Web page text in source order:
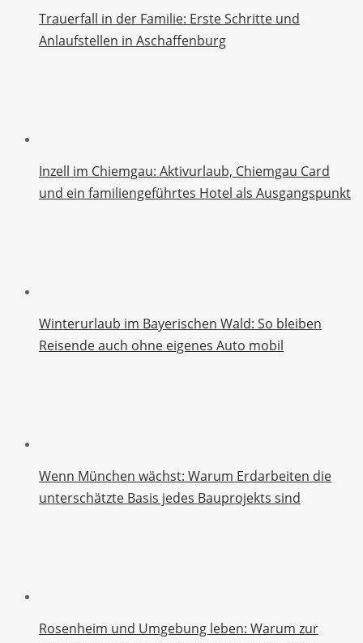
Trauerfall in der Familie: Erste Schritte und
Anlaufstellen in Aschaffenburg
Inzell im Chiemgau: Aktivurlaub, Chiemgau Card
und ein familiengeführtes Hotel als Ausgangspunkt
Winterurlaub im Bayerischen Wald: So bleiben
Reisende auch ohne eigenes Auto mobil
Wenn München wächst: Warum Erdarbeiten die
unterschätzte Basis jedes Bauprojekts sind
Rosenheim und Umgebung leben: Warum zur